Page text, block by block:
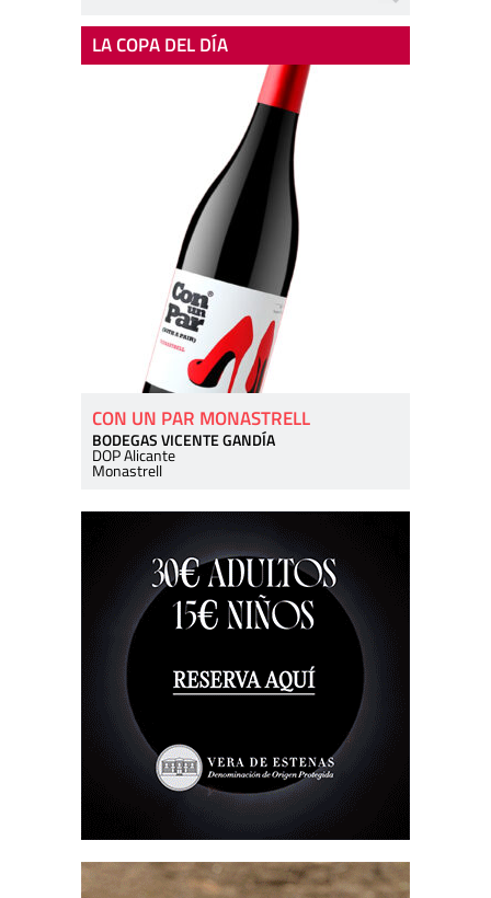
LA COPA DEL DÍA
CON UN PAR MONASTRELL
BODEGAS VICENTE GANDÍA
DOP Alicante
Monastrell